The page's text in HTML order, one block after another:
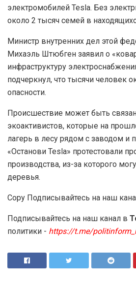
электромобилей Tesla. Без
около 2 тысяч семей в
Министр внутренних дел этой
Михаэль Штюбген заявил о
инфраструктуру
подчеркнул, что тысячи человек
опасности.
Происшествие может быть
экоактивистов, которые на
лагерь в лесу рядом с заводом и
«Останови Tesla» протестовали
производства, из-за которого
деревья.
Copy Подписывайтесь на наш
Подписывайтесь на наш канал в
политики - https://t.me/